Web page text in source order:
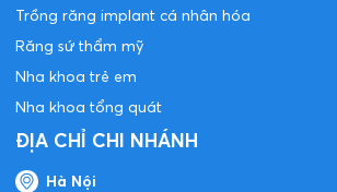
Trồng răng implant cá nhân hóa
Răng sứ thẩm mỹ
Nha khoa trẻ em
Nha khoa tổng quát
ĐỊA CHỈ CHI NHÁNH
Hà Nội